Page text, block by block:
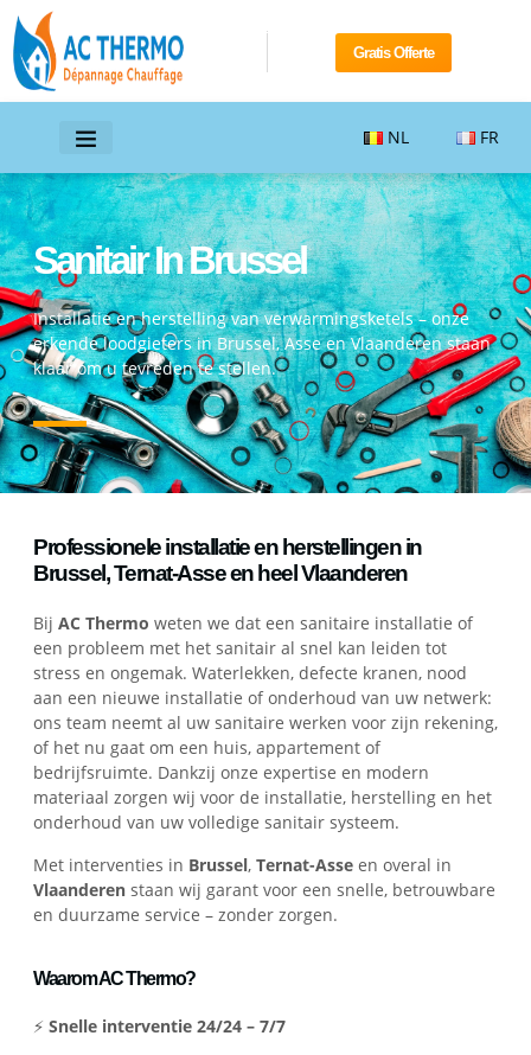
Gratis Offerte
NL FR
Sanitair In Brussel
Installatie en herstelling van verwarmingsketels – onze
erkende loodgieters in Brussel, Asse en Vlaanderen staan
klaar om u tevreden te stellen.
Professionele installatie en herstellingen in
Brussel, Ternat-Asse en heel Vlaanderen
Bij AC Thermo weten we dat een sanitaire installatie of
een probleem met het sanitair al snel kan leiden tot
stress en ongemak. Waterlekken, defecte kranen, nood
aan een nieuwe installatie of onderhoud van uw netwerk:
ons team neemt al uw sanitaire werken voor zijn rekening,
of het nu gaat om een huis, appartement of
bedrijfsruimte. Dankzij onze expertise en modern
materiaal zorgen wij voor de installatie, herstelling en het
onderhoud van uw volledige sanitair systeem.
Met interventies in Brussel, Ternat-Asse en overal in
Vlaanderen staan wij garant voor een snelle, betrouwbare
en duurzame service – zonder zorgen.
Waarom AC Thermo?
⚡ Snelle interventie 24/24 – 7/7